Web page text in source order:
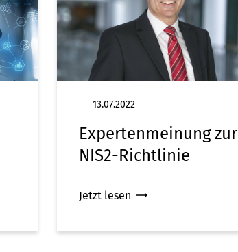
13.07.2022
Expertenmeinung zur
NIS2-Richtlinie
Jetzt lesen